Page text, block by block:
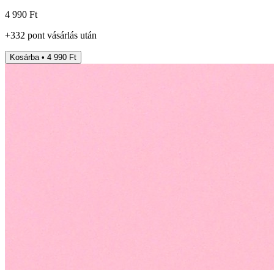
4 990 Ft
+332 pont vásárlás után
Kosárba • 4 990 Ft